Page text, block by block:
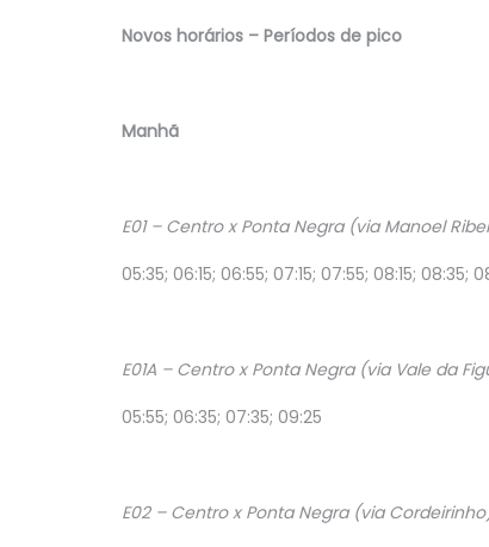
Novos horários – Períodos de pico
Manhã
E01 – Centro x Ponta Negra (via Manoel
05:35; 06:15; 06:55; 07:15; 07:55; 08:15; 08:35;
E01A – Centro x Ponta Negra (via Vale da
05:55; 06:35; 07:35; 09:25
E02 – Centro x Ponta Negra (via